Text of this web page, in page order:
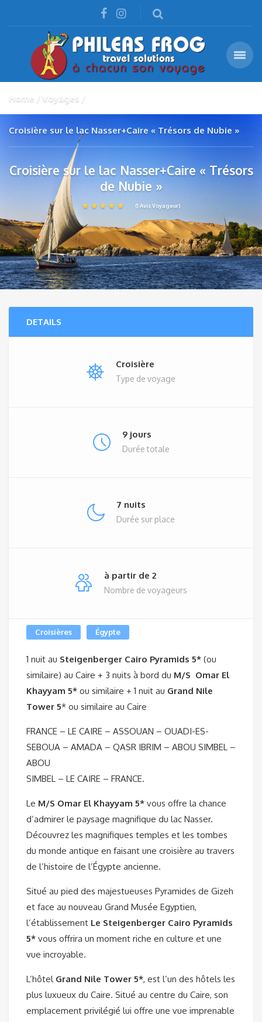
Home Voyages
Croisière sur le lac Nasser+Caire « Trésors de Nubie »
Croisière sur le lac Nasser+Caire « Trésors
de Nubie »
(1 Avis Voyageur)
DETAILS
Croisière
Type de voyage
9 jours
Durée totale
7 nuits
Durée sur place
à partir de 2
Nombre de voyageurs
Croisières Égypte
1 nuit au Steigenberger Cairo Pyramids 5* (ou
similaire) au Caire + 3 nuits à bord du M/S Omar El
Khayyam 5* ou similaire + 1 nuit au Grand Nile
Tower 5* ou similaire au Caire
FRANCE – LE CAIRE – ASSOUAN – OUADI-ES-
SEBOUA – AMADA – QASR IBRIM – ABOU SIMBEL –
ABOU
SIMBEL – LE CAIRE – FRANCE.
Le M/S Omar El Khayyam 5* vous offre la chance
d’admirer le paysage magnifique du lac Nasser.
Découvrez les magnifiques temples et les tombes
du monde antique en faisant une croisière au travers
de l’histoire de l’Égypte ancienne.
Situé au pied des majestueuses Pyramides de Gizeh
et face au nouveau Grand Musée Egyptien,
l’établissement Le Steigenberger Cairo Pyramids
5* vous offrira un moment riche en culture et une
vue incroyable.
L’hôtel Grand Nile Tower 5*, est l’un des hôtels les
plus luxueux du Caire. Situé au centre du Caire, son
emplacement privilégié lui offre une vue imprenable